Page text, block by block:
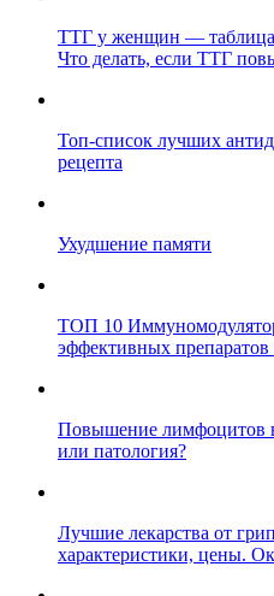
ТТГ у женщин — таблица
Что делать, если ТТГ
Топ-список лучших
рецепта
Ухудшение памяти
ТОП 10
эффективных
Повышение
или патология?
Лучшие лекарства от
характеристики, цены.